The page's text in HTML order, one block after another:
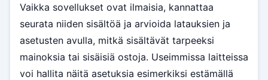
Vaikka sovellukset ovat ilmaisia, kannattaa
seurata niiden sisältöä ja arvioida latauksien ja
asetusten avulla, mitkä sisältävät tarpeeksi
mainoksia tai sisäisiä ostoja. Useimmissa laitteissa
voi hallita näitä asetuksia esimerkiksi estämällä